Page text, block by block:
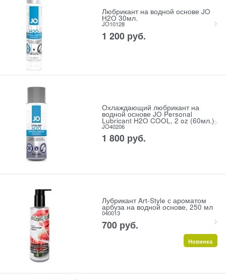
Любрикант на водной основе JO
H2O 30мл.
JO10128
1 200 руб.
Охлаждающий любрикант на
водной основе JO Personal
Lubricant H2O COOL, 2 oz (60мл.)
JO40206
1 800 руб.
Лубрикант Art-Style с ароматом
арбуза на водной основе, 250 мл
040013
700 руб.
Новинка